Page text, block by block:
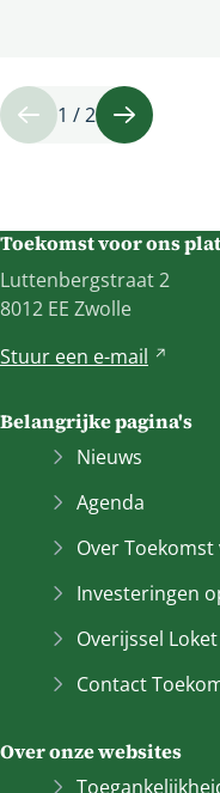
Vorige
1 / 2
Volgende
Toekomst voor ons
Luttenbergstraat 2
8012 EE Zwolle
Stuur een e-mail
r
t
n
a
a
e
n
a
Belangrijke pagina's
Nieuws
Agenda
Over
Investeringen
Overijssel Loket
Contact
Over onze websites